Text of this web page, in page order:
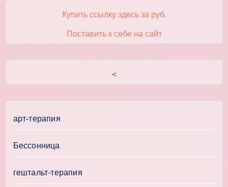
Купить ссылку здесь за руб.
Поставить к себе на сайт
<
арт-терапия
Бессонница
гештальт-терапия